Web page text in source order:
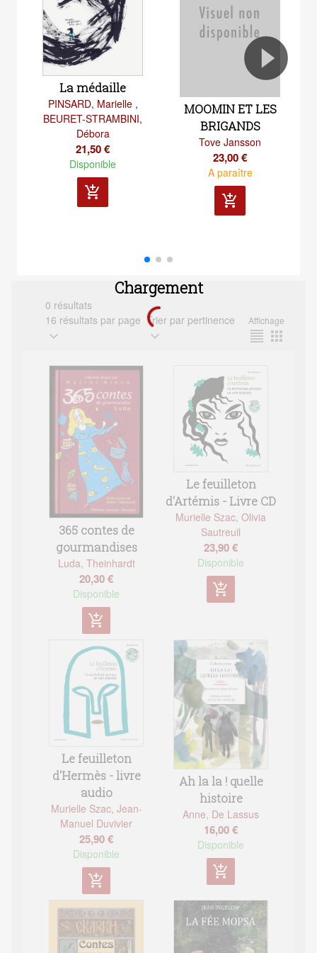
La médaille
PINSARD, Marielle ,
BEURET-STRAMBINI,
Débora
21,50 €
Disponible
add_shopping_cart
MOOMIN ET LES
BRIGANDS
Tove Jansson
23,00 €
A paraître
add_shopping_cart
Chargement
0 résultats
16 résultats par page
expand_more
Trier par pertinence
expand_more
Affichage
format_align_justify apps
365 contes de
gourmandises
Luda, Theinhardt
20,30 €
Disponible
add_shopping_cart
Le feuilleton
d'Artémis - Livre CD
Murielle Szac, Olivia
Sautreuil
23,90 €
Disponible
add_shopping_cart
Le feuilleton
d'Hermès - livre
audio
Murielle Szac, Jean-
Manuel Duvivier
25,90 €
Disponible
add_shopping_cart
Ah la la ! quelle
histoire
Anne, De Lassus
16,00 €
Disponible
add_shopping_cart